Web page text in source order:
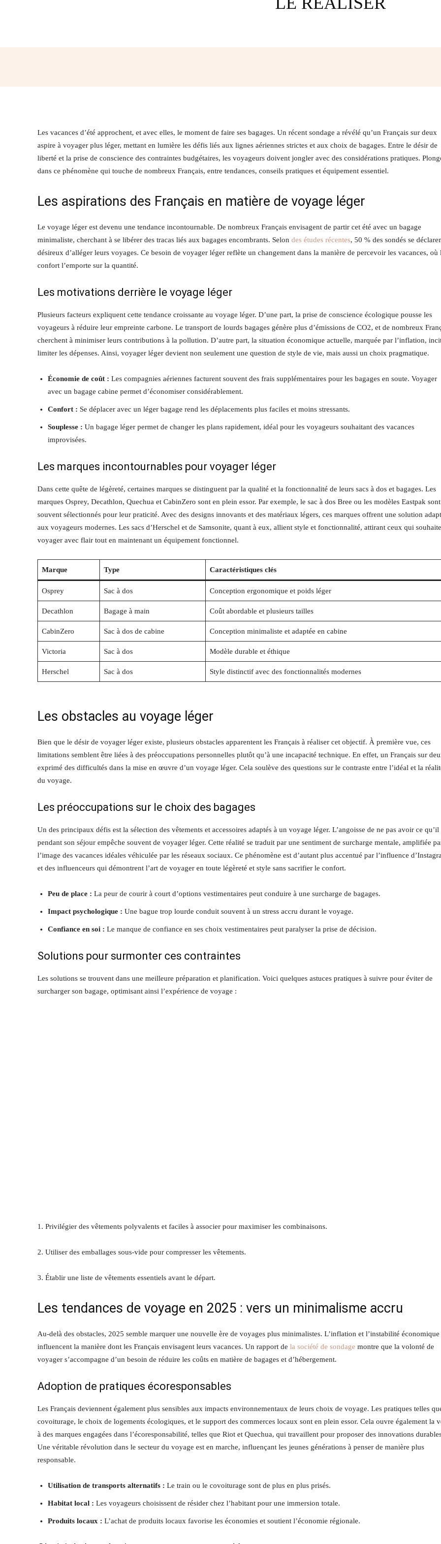
Les vacances d’été approchent, et avec elles, le moment de faire ses bagages. Un récent sondage a révélé qu’un Français sur deux
aspire à voyager plus léger, mettant en lumière les défis liés aux lignes aériennes strictes et aux choix de bagages. Entre le désir de
liberté et la prise de conscience des contraintes budgétaires, les voyageurs doivent jongler avec des considérations pratiques.
dans ce phénomène qui touche de nombreux Français, entre tendances, conseils pratiques et équipement essentiel.
Les aspirations des Français en matière de voyage léger
Le voyage léger est devenu une tendance incontournable. De nombreux Français envisagent de partir cet été avec un bagage
minimaliste, cherchant à se libérer des tracas liés aux bagages encombrants. Selon des études récentes, 50 % des sondés se
désireux d’alléger leurs voyages. Ce besoin de voyager léger reflète un changement dans la manière de percevoir les vacances, où
confort l’emporte sur la quantité.
Les motivations derrière le voyage léger
Plusieurs facteurs expliquent cette tendance croissante au voyage léger. D’une part, la prise de conscience écologique pousse les
voyageurs à réduire leur empreinte carbone. Le transport de lourds bagages génère plus d’émissions de CO2, et de nombreux
cherchent à minimiser leurs contributions à la pollution. D’autre part, la situation économique actuelle, marquée par l’inflation,
limiter les dépenses. Ainsi, voyager léger devient non seulement une question de style de vie, mais aussi un choix pragmatique.
Économie de coût : Les compagnies aériennes facturent souvent des frais supplémentaires pour les bagages en soute. Voyager
avec un bagage cabine permet d’économiser considérablement.
Confort : Se déplacer avec un léger bagage rend les déplacements plus faciles et moins stressants.
Souplesse : Un bagage léger permet de changer les plans rapidement, idéal pour les voyageurs souhaitant des vacances
improvisées.
Les marques incontournables pour voyager léger
Dans cette quête de légèreté, certaines marques se distinguent par la qualité et la fonctionnalité de leurs sacs à dos et bagages. Les
marques Osprey, Decathlon, Quechua et CabinZero sont en plein essor. Par exemple, le sac à dos Bree ou les modèles Eastpak sont
souvent sélectionnés pour leur praticité. Avec des designs innovants et des matériaux légers, ces marques offrent une solution
aux voyageurs modernes. Les sacs d’Herschel et de Samsonite, quant à eux, allient style et fonctionnalité, attirant ceux qui
voyager avec flair tout en maintenant un équipement fonctionnel.
Marque Type Caractéristiques clés
Osprey Sac à dos Conception ergonomique et poids léger
Decathlon Bagage à main Coût abordable et plusieurs tailles
CabinZero Sac à dos de cabine Conception minimaliste et adaptée en cabine
Victoria Sac à dos Modèle durable et éthique
Herschel Sac à dos Style distinctif avec des fonctionnalités modernes
Les obstacles au voyage léger
Bien que le désir de voyager léger existe, plusieurs obstacles apparentent les Français à réaliser cet objectif. À première vue, ces
limitations semblent être liées à des préoccupations personnelles plutôt qu’à une incapacité technique. En effet, un Français sur
exprimé des difficultés dans la mise en œuvre d’un voyage léger. Cela soulève des questions sur le contraste entre l’idéal et la
du voyage.
Les préoccupations sur le choix des bagages
Un des principaux défis est la sélection des vêtements et accessoires adaptés à un voyage léger. L’angoisse de ne pas avoir ce
pendant son séjour empêche souvent de voyager léger. Cette réalité se traduit par une sentiment de surcharge mentale, amplifiée
l’image des vacances idéales véhiculée par les réseaux sociaux. Ce phénomène est d’autant plus accentué par l’influence
et des influenceurs qui démontrent l’art de voyager en toute légèreté et style sans sacrifier le confort.
Peu de place : La peur de courir à court d’options vestimentaires peut conduire à une surcharge de bagages.
Impact psychologique : Une bague trop lourde conduit souvent à un stress accru durant le voyage.
Confiance en soi : Le manque de confiance en ses choix vestimentaires peut paralyser la prise de décision.
Solutions pour surmonter ces contraintes
Les solutions se trouvent dans une meilleure préparation et planification. Voici quelques astuces pratiques à suivre pour éviter de
surcharger son bagage, optimisant ainsi l’expérience de voyage :
1. Privilégier des vêtements polyvalents et faciles à associer pour maximiser les combinaisons.
2. Utiliser des emballages sous-vide pour compresser les vêtements.
3. Établir une liste de vêtements essentiels avant le départ.
Les tendances de voyage en 2025 : vers un minimalisme accru
Au-delà des obstacles, 2025 semble marquer une nouvelle ère de voyages plus minimalistes. L’inflation et l’instabilité économique
influencent la manière dont les Français envisagent leurs vacances. Un rapport de la société de sondage montre que la volonté de
voyager s’accompagne d’un besoin de réduire les coûts en matière de bagages et d’hébergement.
Adoption de pratiques écoresponsables
Les Français deviennent également plus sensibles aux impacts environnementaux de leurs choix de voyage. Les pratiques telles
covoiturage, le choix de logements écologiques, et le support des commerces locaux sont en plein essor. Cela ouvre également la
à des marques engagées dans l’écoresponsabilité, telles que Riot et Quechua, qui travaillent pour proposer des innovations
Une véritable révolution dans le secteur du voyage est en marche, influençant les jeunes générations à penser de manière plus
responsable.
Utilisation de transports alternatifs : Le train ou le covoiturage sont de plus en plus prisés.
Habitat local : Les voyageurs choisissent de résider chez l’habitant pour une immersion totale.
Produits locaux : L’achat de produits locaux favorise les économies et soutient l’économie régionale.